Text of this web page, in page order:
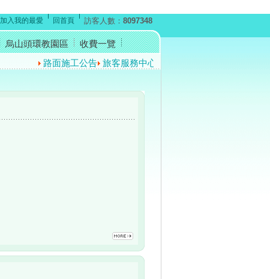
加入我的最愛 回首頁 訪客人數： 8097348
烏山頭環教園區
收費一覽
路面施工公告 旅客服務中心暫停開放公告